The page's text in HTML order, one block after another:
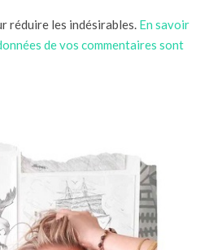
réduire les indésirables. En savoir
de vos commentaires sont